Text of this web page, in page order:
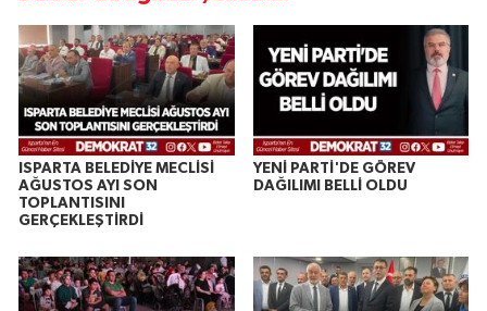
ISPARTA BELEDİYE MECLİSİ
AĞUSTOS AYI SON
TOPLANTISINI
GERÇEKLEŞTİRDİ
YENİ PARTİ'DE GÖREV
DAĞILIMI BELLİ OLDU